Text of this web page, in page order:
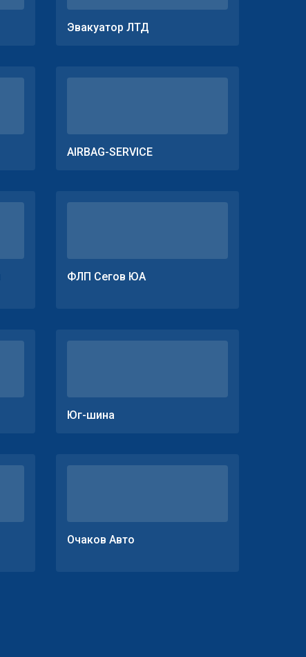
Эвакуатор ЛТД
AIRBAG-SERVICE
ФЛП Сегов ЮА
Юг-шина
Очаков Авто